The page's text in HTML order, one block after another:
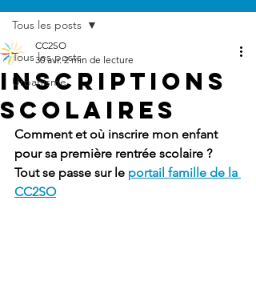
Tous les posts
Urbanisme
Tous les posts
Inscriptions
scolaires
CC2SO
30 avr. 2 min de lecture
Comment et où inscrire mon enfant
pour sa première rentrée scolaire ?
Tout se passe sur le portail famille de la
CC2SO